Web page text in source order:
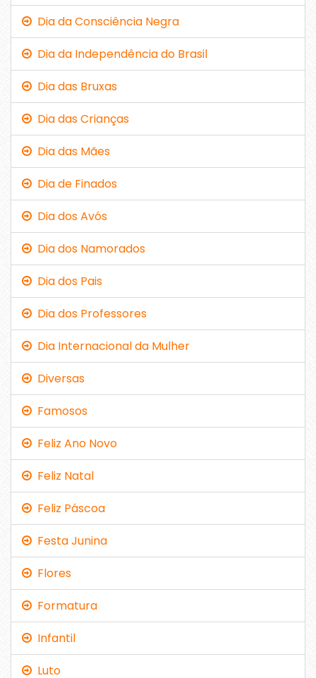
Dia da Consciência Negra
Dia da Independência do Brasil
Dia das Bruxas
Dia das Crianças
Dia das Mães
Dia de Finados
Dia dos Avós
Dia dos Namorados
Dia dos Pais
Dia dos Professores
Dia Internacional da Mulher
Diversas
Famosos
Feliz Ano Novo
Feliz Natal
Feliz Páscoa
Festa Junina
Flores
Formatura
Infantil
Luto